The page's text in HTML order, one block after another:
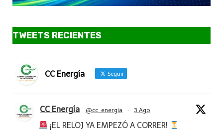
TWEETS RECIENTES
CC Energía Seguir
CC Energía @cc_energia · 3 Ago
¡EL RELOJ YA EMPEZÓ A CORRER!